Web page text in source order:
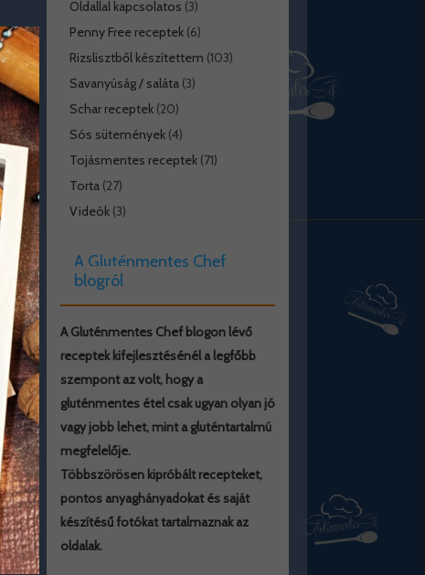
Oldallal kapcsolatos (3)
Penny Free receptek(6)
Rizslisztből készítettem (103)
Savanyúság / saláta(3)
Schar receptek(20)
Sós sütemények(4)
Tojásmentes receptek(71)
Torta(27)
Videók(3)
A Gluténmentes Chef
blogról
A Gluténmentes Chef blogon lévő
receptek kifejlesztésénél a legfőbb
szempont az volt, hogy a
gluténmentes étel csak ugyan olyan jó
vagy jobb lehet, mint a gluténtartalmú
megfelelője.
Többszörösen kipróbált recepteket,
pontos anyaghányadokat és saját
készítésű fotókat tartalmaznak az
oldalak.